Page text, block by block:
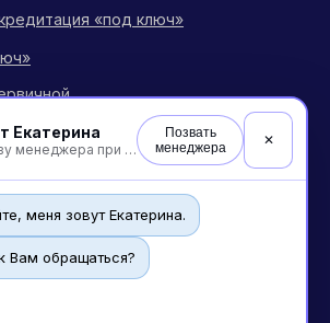
Екатерина
Отвечу и позову менеджера при необходимости
Позвать
менеджера
✕
меня зовут Екатерина.
Вам обращаться?